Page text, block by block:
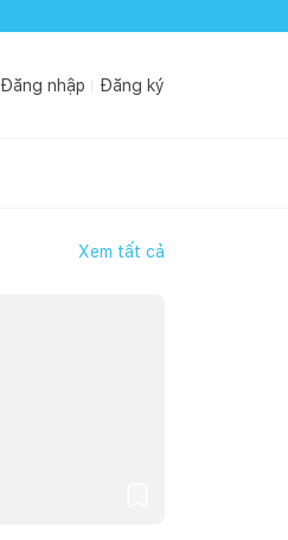
Đăng nhập Đăng ký
Xem tất cả